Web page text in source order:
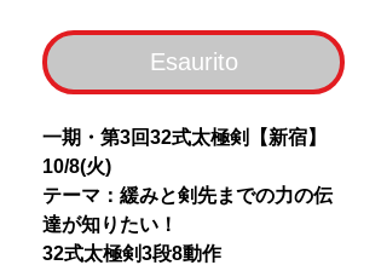
Esaurito
一期・第3回32式太極剣【新宿】
10/8(火)
テーマ：緩みと剣先までの力の伝
達が知りたい！
32式太極剣3段8動作